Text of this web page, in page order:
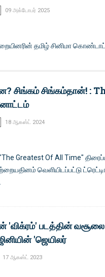
09 அக்டோபர் 2025
தமிழ் சினிமா
சிங்கம் சிங்கம்தான்! :
18 ஆகஸ்ட் 2024
Greatest Of All Time"
வெளியிடப்பட்டு
'விக்ரம்' படத்தின் வசூலை
'ஜெயிலர்
17 ஆகஸ்ட் 2023